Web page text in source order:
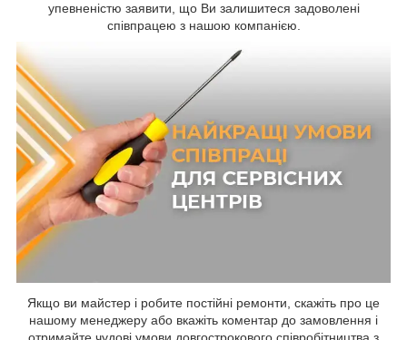
упевненістю заявити, що Ви залишитеся задоволені
співпрацею з нашою компанією.
Якщо ви майстер і робите постійні ремонти, скажіть про це
нашому менеджеру або вкажіть коментар до замовлення і